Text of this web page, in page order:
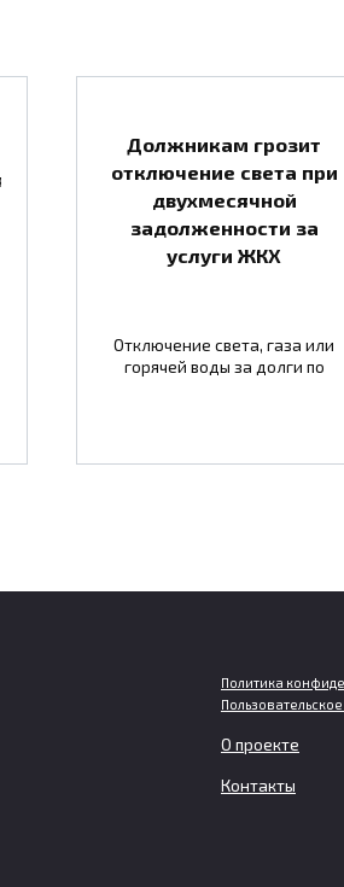
Должникам грозит
отключение света при
двухмесячной
задолженности за
услуги ЖКХ
Отключение света, газа или
горячей воды за долги по
Египет надеется ускорить
помощью новых цифровых
Политика
О проекте
Контакты